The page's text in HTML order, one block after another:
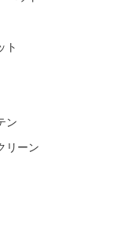
ト
ン
リーン